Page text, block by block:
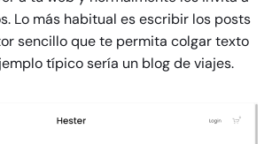
Lo más habitual es escribir los posts
sencillo que te permita colgar texto
típico sería un blog de viajes.